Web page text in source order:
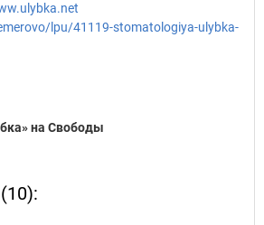
lpu/41119-stomatologiya-ulybka-
на Свободы
(10):